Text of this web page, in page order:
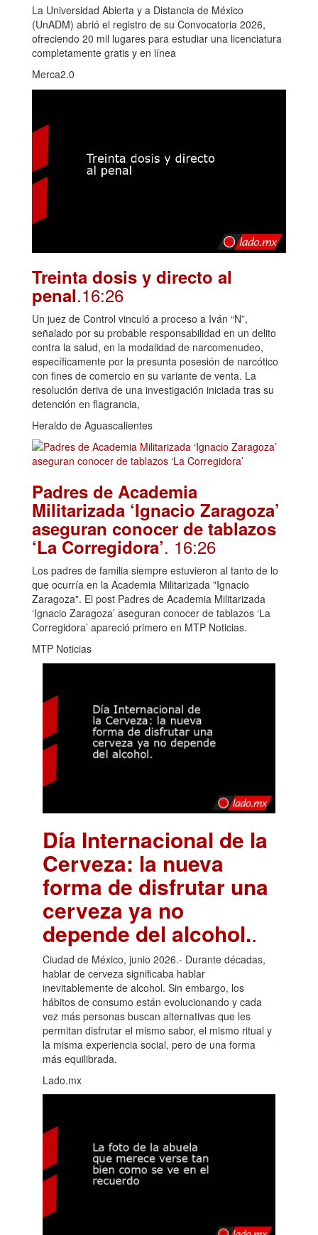
La Universidad Abierta y a Distancia de México
(UnADM) abrió el registro de su Convocatoria 2026,
ofreciendo 20 mil lugares para estudiar una licenciatura
completamente gratis y en línea
Merca2.0
Treinta dosis y directo al
penal.16:26
Un juez de Control vinculó a proceso a Iván “N”,
señalado por su probable responsabilidad en un delito
contra la salud, en la modalidad de narcomenudeo,
específicamente por la presunta posesión de narcótico
con fines de comercio en su variante de venta. La
resolución deriva de una investigación iniciada tras su
detención en flagrancia,
Heraldo de Aguascalientes
Padres de Academia
Militarizada ‘Ignacio Zaragoza’
aseguran conocer de tablazos
‘La Corregidora’. 16:26
Los padres de familia siempre estuvieron al tanto de lo
que ocurría en la Academia Militarizada "Ignacio
Zaragoza". El post Padres de Academia Militarizada
‘Ignacio Zaragoza’ aseguran conocer de tablazos ‘La
Corregidora’ apareció primero en MTP Noticias.
MTP Noticias
Día Internacional de la
Cerveza: la nueva
forma de disfrutar una
cerveza ya no
depende del alcohol..
Ciudad de México, junio 2026.- Durante décadas,
hablar de cerveza significaba hablar
inevitablemente de alcohol. Sin embargo, los
hábitos de consumo están evolucionando y cada
vez más personas buscan alternativas que les
permitan disfrutar el mismo sabor, el mismo ritual y
la misma experiencia social, pero de una forma
más equilibrada.
Lado.mx